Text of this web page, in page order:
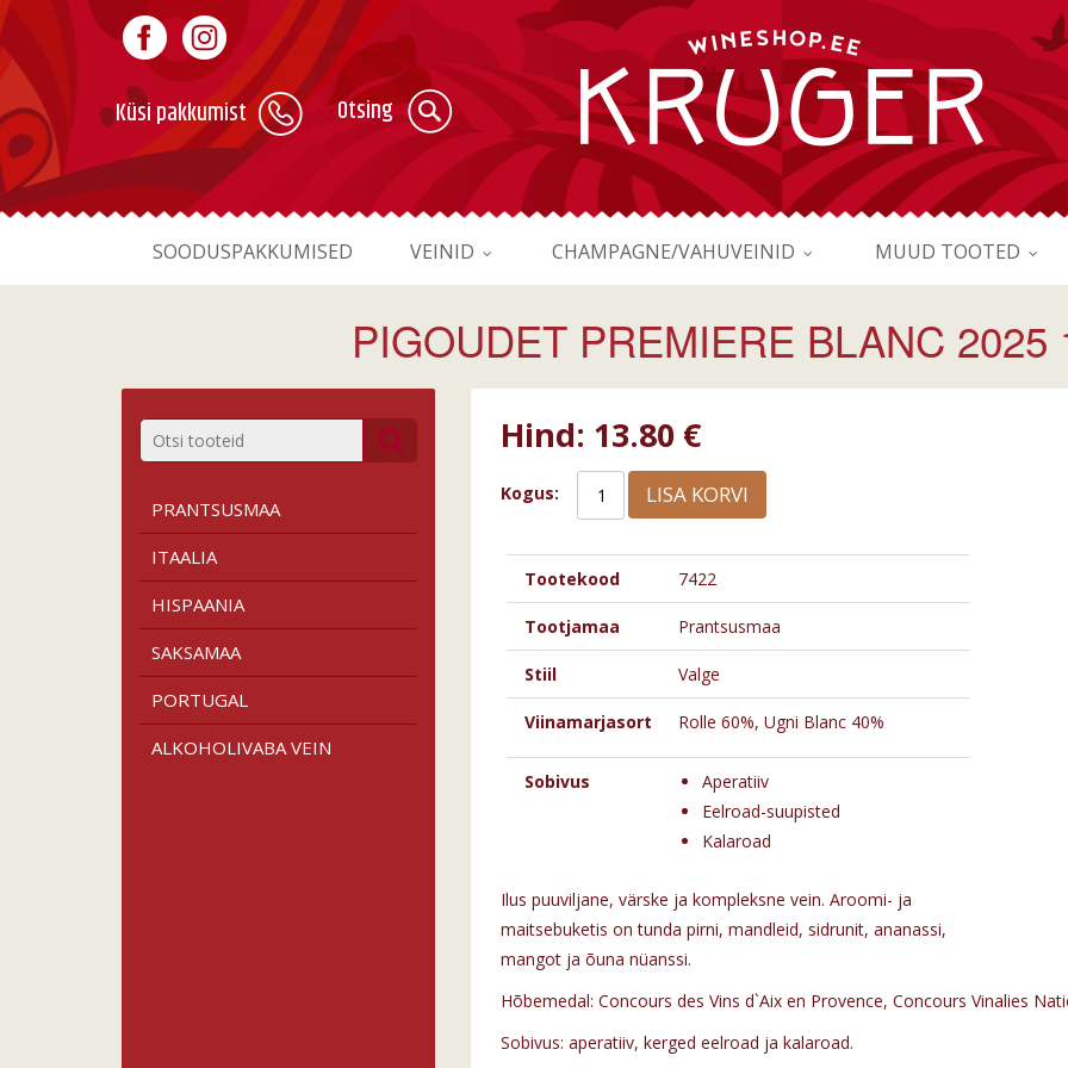
Küsi pakkumist Otsing
SOODUSPAKKUMISED VEINID CHAMPAGNE/VAHUVEINID MUUD TOOTED
PIGOUDET PREMIERE BLANC 2025
Hind: 13.80 €
Kogus: LISA KORVI
Tootekood 7422
Tootjamaa Prantsusmaa
Stiil Valge
Viinamarjasort Rolle 60%, Ugni Blanc 40%
Sobivus
Aperatiiv
Eelroad-suupisted
Kalaroad
Ilus puuviljane, värske ja kompleksne vein. Aroomi- ja
maitsebuketis on tunda pirni, mandleid, sidrunit, ananassi,
mangot ja õuna nüanssi.
Hõbemedal: Concours des Vins d`Aix en Provence, Concours Vinalies
Sobivus: aperatiiv, kerged eelroad ja kalaroad.
PRANTSUSMAA
ITAALIA
HISPAANIA
SAKSAMAA
PORTUGAL
ALKOHOLIVABA VEIN